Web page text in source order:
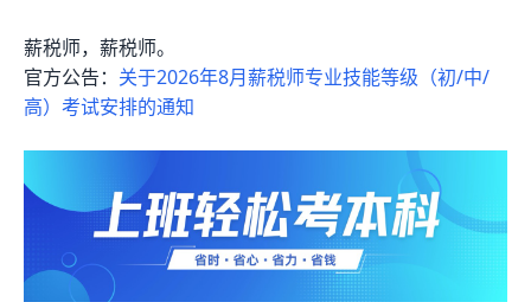
薪税师，薪税师。
官方公告： 关于2026年8月薪税师专业技能等级（初/中/
高）考试安排的通知